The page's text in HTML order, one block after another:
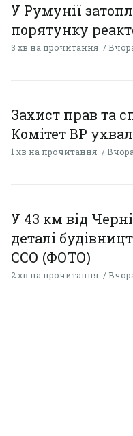
У Румунії
порятунку
3 хв на прочитання
Захист прав та
Комітет ВР
1 хв на прочитання Вчора
У 43 км від
деталі
ССО (ФОТО)
2 хв на прочитання